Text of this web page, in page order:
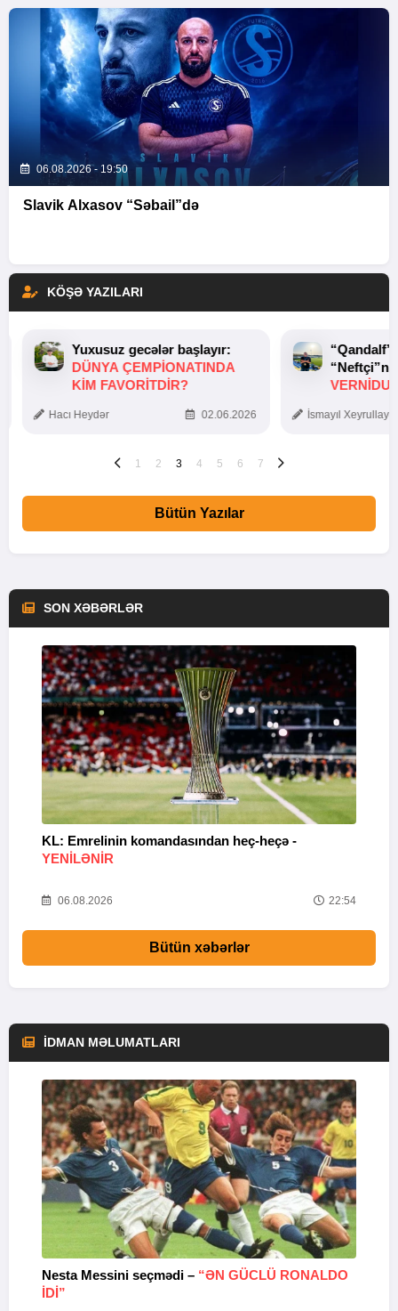
06.08.2026 - 19:50
Slavik Alxasov “Səbail”də
KÖŞƏ YAZILARI
Yuxusuz gecələr başlayır:
DÜNYA ÇEMPIONATINDA
KIM FAVORITDIR?
Hacı Heydər 02.06.2026 İsmayıl
1 2 3 4 5 6 7
Bütün Yazılar
SON XƏBƏRLƏR
KL: Emrelinin komandasından heç-heçə -
YENİLƏNİR
06.08.2026 22:54
Bütün xəbərlər
İDMAN MƏLUMATLARI
Nesta Messini seçmədi – “ƏN GÜCLÜ RONALDO
IDI”